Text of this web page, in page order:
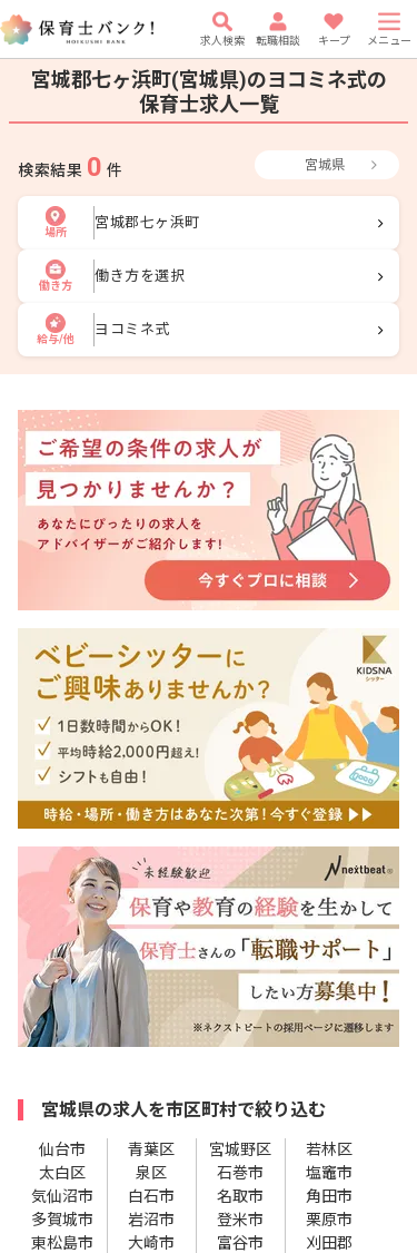
求人検索 転職相談 キープ メニュー
宮城郡七ヶ浜町(宮城県)のヨコミネ式の
保育士求人一覧
検索結果 0 件 宮城県
場所
宮城郡七ヶ浜町
働き方
働き方を選択
給与/他
ヨコミネ式
宮城県の求人を市区町村で絞り込む
仙台市 青葉区 宮城野区
若林区
太白区
泉区 石巻市
塩竈市
気仙沼市
白石市 名取市
角田市
多賀城市
岩沼市 登米市
栗原市
東松島市
大崎市 富谷市
刈田郡